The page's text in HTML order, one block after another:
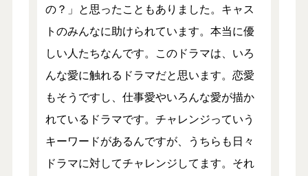
の？」と思ったこともありました。キャス
トのみんなに助けられています。本当に優
しい人たちなんです。このドラマは、いろ
んな愛に触れるドラマだと思います。恋愛
もそうですし、仕事愛やいろんな愛が描か
れているドラマです。チャレンジっていう
キーワードがあるんですが、うちらも日々
ドラマに対してチャレンジしてます。それ